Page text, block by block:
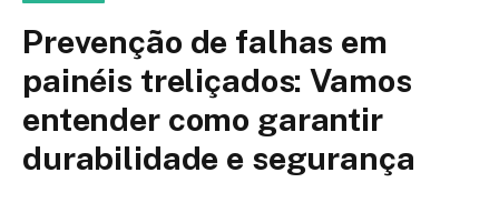
Prevenção de falhas em
painéis treliçados: Vamos
entender como garantir
durabilidade e segurança